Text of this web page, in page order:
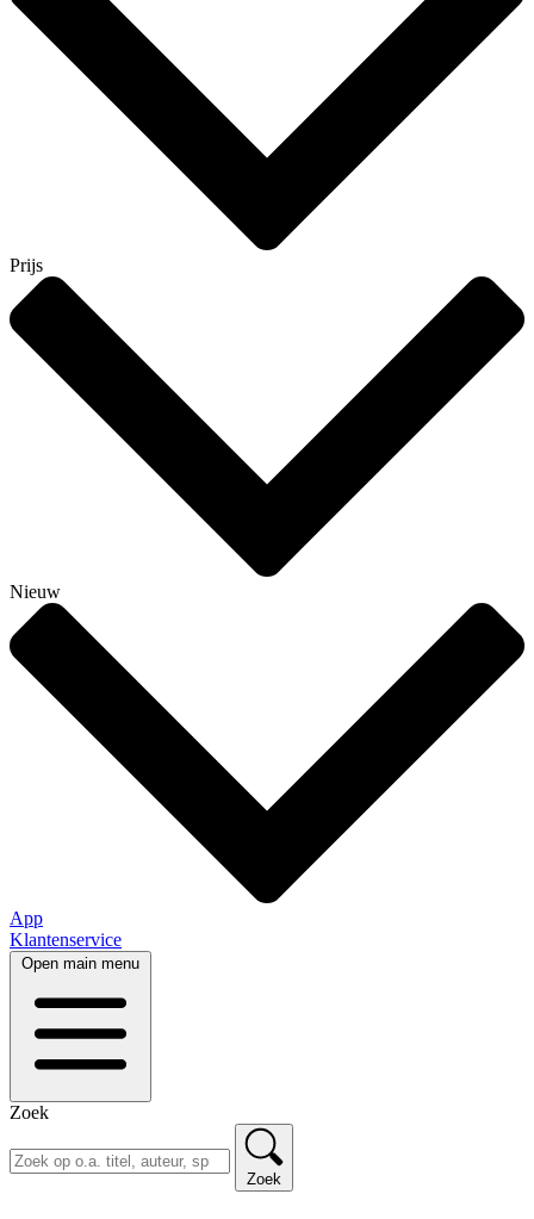
Prijs
Nieuw
App
Klantenservice
Open main menu
Zoek
Zoek